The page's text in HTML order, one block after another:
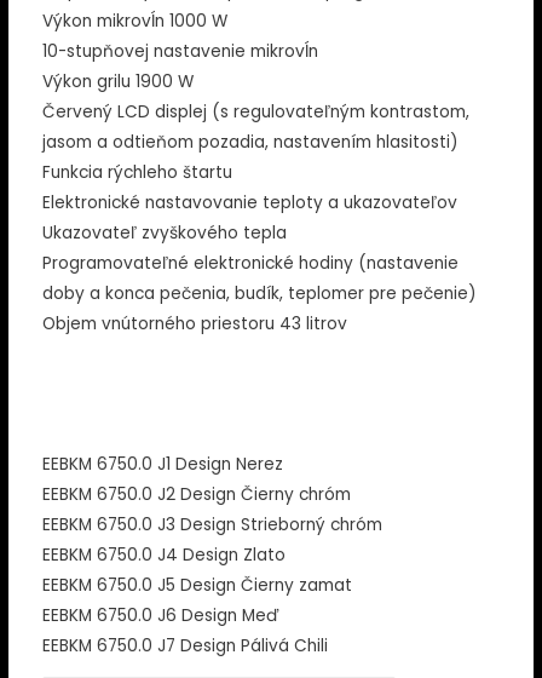
Výkon mikrovĺn 1000 W
10-stupňovej nastavenie mikrovĺn
Výkon grilu 1900 W
Červený LCD displej (s regulovateľným kontrastom,
jasom a odtieňom pozadia, nastavením hlasitosti)
Funkcia rýchleho štartu
Elektronické nastavovanie teploty a ukazovateľov
Ukazovateľ zvyškového tepla
Programovateľné elektronické hodiny (nastavenie
doby a konca pečenia, budík, teplomer pre pečenie)
Objem vnútorného priestoru 43 litrov
EEBKM 6750.0 J1 Design Nerez
EEBKM 6750.0 J2 Design Čierny chróm
EEBKM 6750.0 J3 Design Strieborný chróm
EEBKM 6750.0 J4 Design Zlato
EEBKM 6750.0 J5 Design Čierny zamat
EEBKM 6750.0 J6 Design Meď
EEBKM 6750.0 J7 Design Pálivá Chili